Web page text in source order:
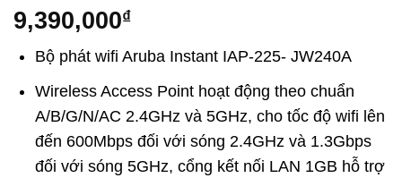
9,390,000₫
Bộ phát wifi Aruba Instant IAP-225- JW240A
Wireless Access Point hoạt động theo chuẩn
A/B/G/N/AC 2.4GHz và 5GHz, cho tốc độ wifi lên
đến 600Mbps đối với sóng 2.4GHz và 1.3Gbps
đối với sóng 5GHz, cổng kết nối LAN 1GB hỗ trợ